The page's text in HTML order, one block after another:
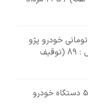
مزایده 170/000/000 تومانی خودرو پژو
206 رنگ : سفید مدل : 89 (توقیف